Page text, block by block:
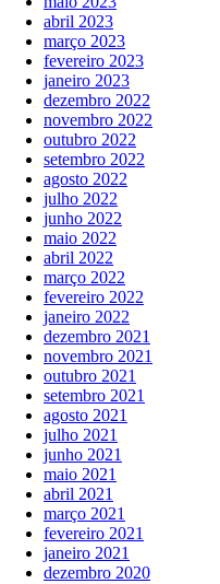
abril 2023
março 2023
fevereiro 2023
janeiro 2023
dezembro 2022
novembro 2022
outubro 2022
setembro 2022
agosto 2022
julho 2022
junho 2022
maio 2022
abril 2022
março 2022
fevereiro 2022
janeiro 2022
dezembro 2021
novembro 2021
outubro 2021
setembro 2021
agosto 2021
julho 2021
junho 2021
maio 2021
abril 2021
março 2021
fevereiro 2021
janeiro 2021
dezembro 2020